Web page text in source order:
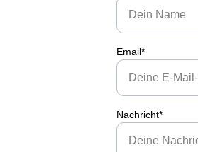
Email*
Nachricht*